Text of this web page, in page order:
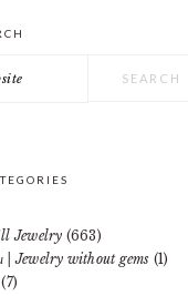
Jewelry (663)
| Jewelry without gems (1)
(7)